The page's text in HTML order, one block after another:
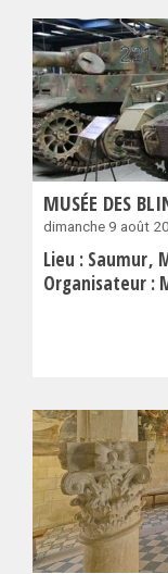
MUSÉE DES
dimanche 9 août
Lieu : Saumur
Organisateur :